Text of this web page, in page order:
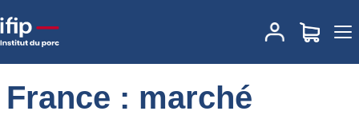
Accueil
France : marché